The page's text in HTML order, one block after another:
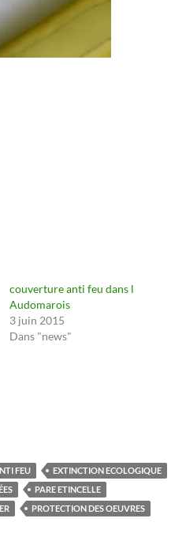
couverture anti feu dans l
Audomarois
3 juin 2015
Dans "news"
FEU
EXTINCTION ECOLOGIQUE
PARE ETINCELLE
PROTECTION DES OEUVRES